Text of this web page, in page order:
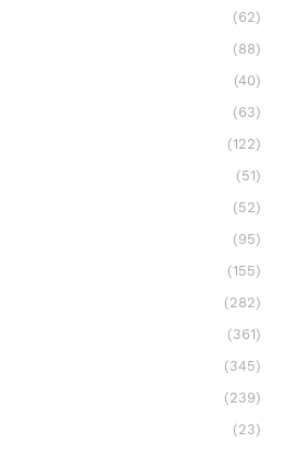
(62)
(88)
(40)
(63)
(122)
(51)
(52)
(95)
(155)
(282)
(361)
(345)
(239)
(23)